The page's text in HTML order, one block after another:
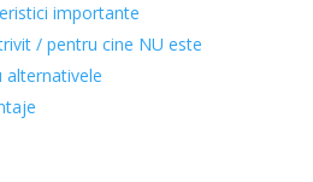
importante
/ pentru cine NU este
alternativele